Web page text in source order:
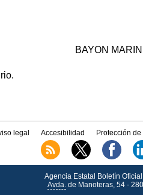
BAYON
legal Accesibilidad Protección de
Agencia Estatal Boletín
Avda.de Manoteras, 54 -